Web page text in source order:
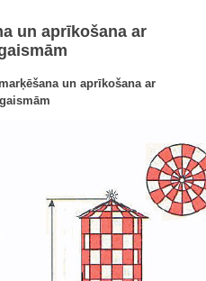
un aprīkošana ar
un aprīkošana ar